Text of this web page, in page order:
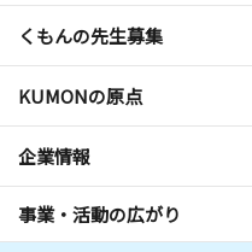
くもんの先生募集
KUMONの原点
企業情報
事業・活動の広がり